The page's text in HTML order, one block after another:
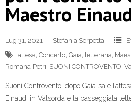
Maestro
Lug 31, 2021 Stefania Serpetta
attesa Concerto Gaia letteraria
Romana Petri SUONI CONTROVENTO
Suoni Controvento, dopo Gaia sale
Einaudi in Valsorda e la passeggiata